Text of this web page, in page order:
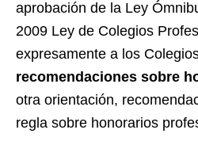
aprobación de la Ley
2009 Ley de Colegios
expresamente a los
recomendaciones sobre
otra orientación,
regla sobre honorarios